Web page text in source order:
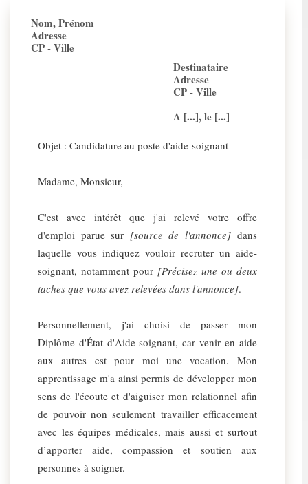
Nom, Prénom
Adresse
CP - Ville
Destinataire
Adresse
CP - Ville
A [...], le [...]
Objet : Candidature au poste d'aide-soignant
Madame, Monsieur,
C'est avec intérêt que j'ai relevé votre offre
d'emploi parue sur [source de l'annonce] dans
laquelle vous indiquez vouloir recruter un aide-
soignant, notamment pour [Précisez une ou deux
taches que vous avez relevées dans l'annonce].
Personnellement, j'ai choisi de passer mon
Diplôme d'État d'Aide-soignant, car venir en aide
aux autres est pour moi une vocation. Mon
apprentissage m'a ainsi permis de développer mon
sens de l'écoute et d'aiguiser mon relationnel afin
de pouvoir non seulement travailler efficacement
avec les équipes médicales, mais aussi et surtout
d’apporter aide, compassion et soutien aux
personnes à soigner.